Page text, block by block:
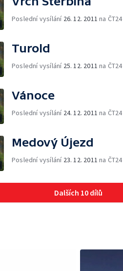
Poslední vysílání 26. 12. 2011 na ČT24
Turold
Poslední vysílání 25. 12. 2011 na ČT24
Vánoce
Poslední vysílání 24. 12. 2011 na ČT24
Medový Újezd
Poslední vysílání 23. 12. 2011 na ČT24
Dalších 10 dílů